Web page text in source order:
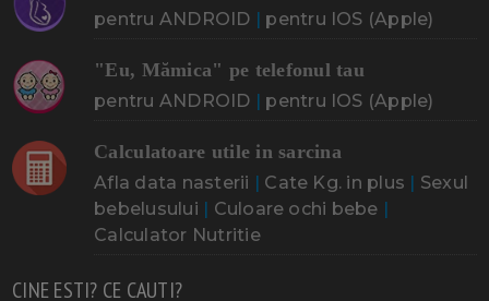
pentru ANDROID | pentru IOS (Apple)
"Eu, Mămica" pe telefonul tau
pentru ANDROID | pentru IOS (Apple)
Calculatoare utile in sarcina
Afla data nasterii | Cate Kg. in plus | Sexul
bebelusului | Culoare ochi bebe |
Calculator Nutritie
CINE ESTI? CE CAUTI?